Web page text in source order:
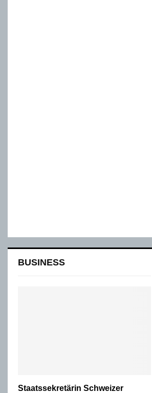
BUSINESS
Staatssekretärin Schweizer